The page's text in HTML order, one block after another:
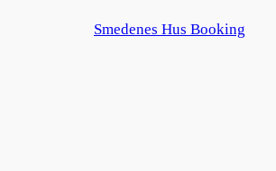
Smedenes Hus Booking